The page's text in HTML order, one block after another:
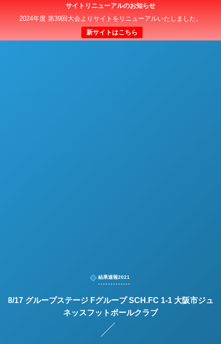
サイトリニューアルのお知らせ
2024年度 第39回大会よりサイトをリニューアルいたしました。
新サイトはこちら
日本クラブユースサッカー選手権（U-15）大会
結果速報2021
8/17 グループステージ Fグループ SCH.FC 1-1 大阪市ジュ
ネッスフットボールクラブ